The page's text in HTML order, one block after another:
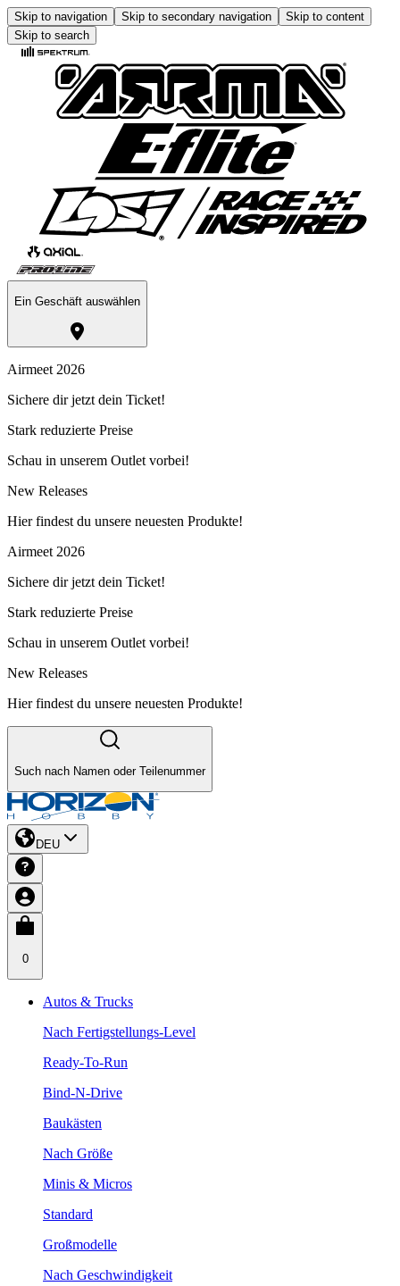
Skip to navigation Skip to secondary navigation
Skip to content
Skip to search
Ein Geschäft auswählen
Airmeet 2026
Sichere dir jetzt dein Ticket!
Stark reduzierte Preise
Schau in unserem Outlet vorbei!
New Releases
Hier findest du unsere neuesten Produkte!
Airmeet 2026
Sichere dir jetzt dein Ticket!
Stark reduzierte Preise
Schau in unserem Outlet vorbei!
New Releases
Hier findest du unsere neuesten Produkte!
Such nach Namen oder Teilenummer
DEU
0
Autos & Trucks
Nach Fertigstellungs-Level
Ready-To-Run
Bind-N-Drive
Baukästen
Nach Größe
Minis & Micros
Standard
Großmodelle
Nach Geschwindigkeit